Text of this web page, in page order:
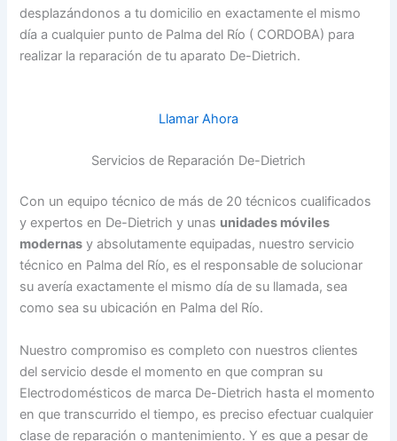
desplazándonos a tu domicilio en exactamente el mismo
día a cualquier punto de Palma del Río ( CORDOBA) para
realizar la reparación de tu aparato De-Dietrich.
Llamar Ahora
Servicios de Reparación De-Dietrich
Con un equipo técnico de más de 20 técnicos cualificados
y expertos en De-Dietrich y unas unidades móviles
modernas y absolutamente equipadas, nuestro servicio
técnico en Palma del Río, es el responsable de solucionar
su avería exactamente el mismo día de su llamada, sea
como sea su ubicación en Palma del Río.
Nuestro compromiso es completo con nuestros clientes
del servicio desde el momento en que compran su
Electrodomésticos de marca De-Dietrich hasta el momento
en que transcurrido el tiempo, es preciso efectuar cualquier
clase de reparación o mantenimiento. Y es que a pesar de